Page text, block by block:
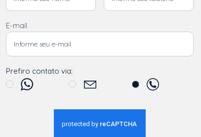
E-mail
Prefiro contato via: